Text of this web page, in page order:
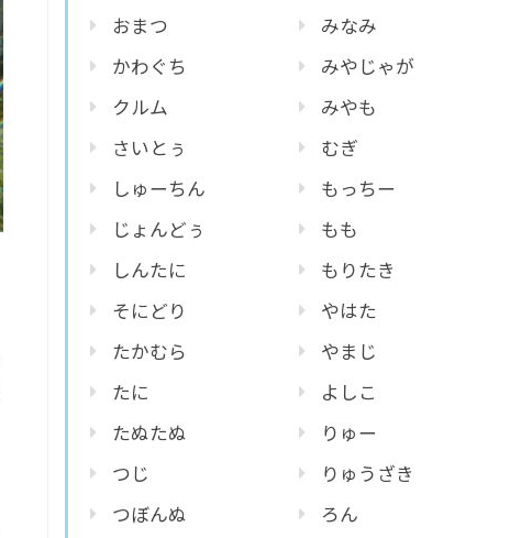
おまつ
かわぐち
クルム
さいとぅ
しゅーちん
じょんどぅ
しんたに
そにどり
たかむら
たに
たぬたぬ
つじ
つぼんぬ
みなみ
みやじゃが
みやも
むぎ
もっちー
もも
もりたき
やはた
やまじ
よしこ
りゅー
りゅうざき
ろん